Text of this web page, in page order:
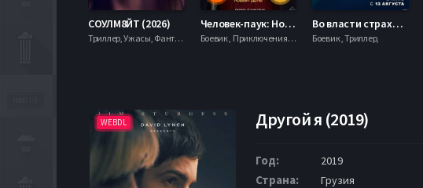
СОУЛМ8ЙТ (2026)
Триллер, Ужасы, Фантастика,
Человек-паук: Новый день (2026)
Боевик , Приключения, Фантастика, Фэнтези,
Во власти страха (2026)
Боевик , Триллер,
WEBDL Другой я (2019)
Год: 2019
Страна: Грузия